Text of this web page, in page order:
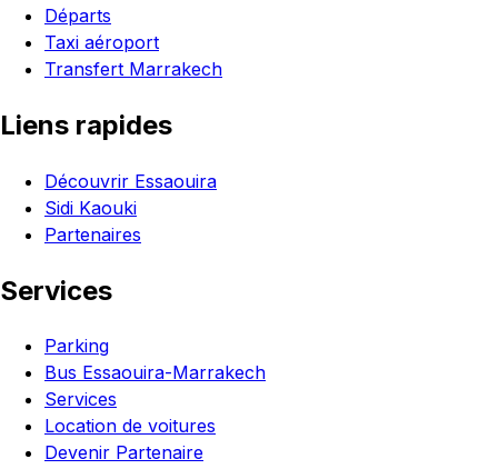
Départs
Taxi aéroport
Transfert Marrakech
Liens rapides
Découvrir Essaouira
Sidi Kaouki
Partenaires
Services
Parking
Bus Essaouira-Marrakech
Services
Location de voitures
Devenir Partenaire